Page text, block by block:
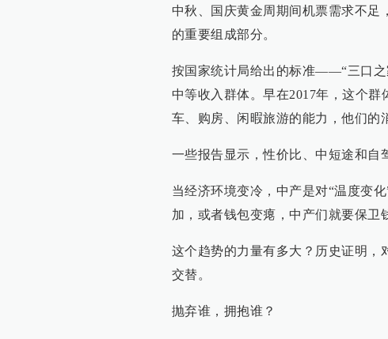
中秋、国庆黄金周期间机票需求不
的重要组成部分。
按国家统计局给出的标准——“三口
中等收入群体。早在2017年，这个
车、购房、闲暇旅游的能力，他们的
一些报告显示，性价比、中短途和自
当经济环境变冷，中产是对“温度变
加，或者钱包变瘪，中产们就要保卫
这个趋势的力量有多大？历史证明，
交替。
抛弃谁，拥抱谁？